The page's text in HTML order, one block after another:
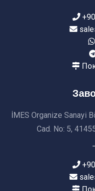
İMES Organize Sanayi
Cad. No: 5,